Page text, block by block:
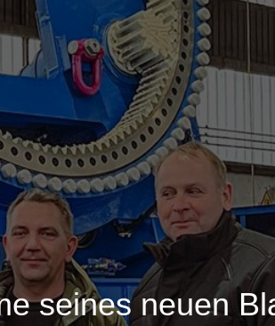
Spezialfahrzeuge in
modularer Bauweise für
Nutzlasten von 15 t bis
www.maxtrailer.eu
Spezialfahrzeuge für
Nutzlasten von 20 t bis
Elektrische
Transportfahrzeuge für
leichtere
den USA
www.morello.us.com
seines neuen